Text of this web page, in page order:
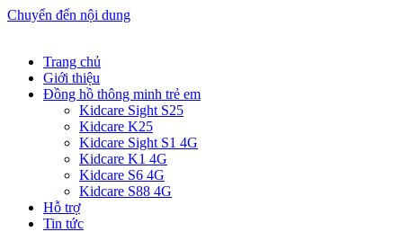
Chuyển đến nội dung
Trang chủ
Giới thiệu
Đồng hồ thông minh trẻ em
Kidcare Sight S25
Kidcare K25
Kidcare Sight S1 4G
Kidcare K1 4G
Kidcare S6 4G
Kidcare S88 4G
Hỗ trợ
Tin tức